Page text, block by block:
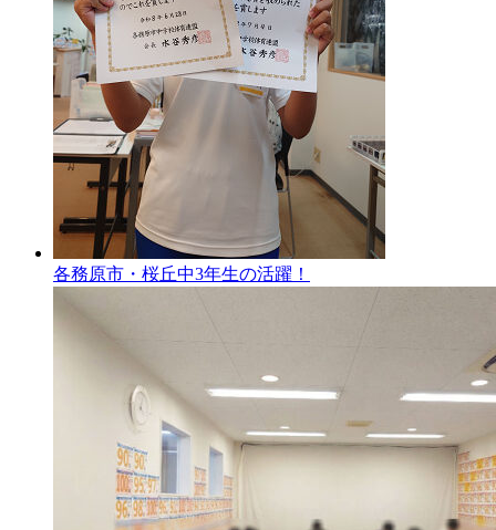
各務原市・桜丘中3年生の活躍！